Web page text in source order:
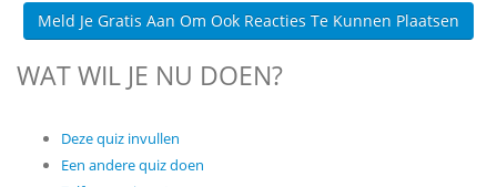
Meld Je Gratis Aan Om Ook Reacties Te Kunnen Plaatsen
WAT WIL JE NU DOEN?
Deze quiz invullen
Een andere quiz doen